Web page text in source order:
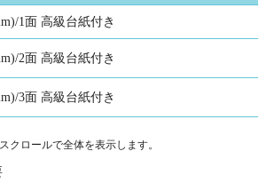
1面 高級台紙付き
2面 高級台紙付き
3面 高級台紙付き
クロールで全体を表示します。